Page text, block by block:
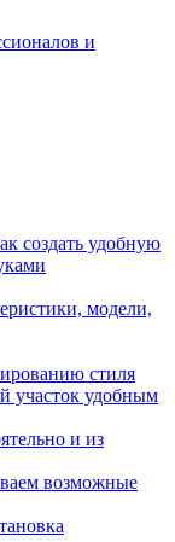
и
создать удобную
модели,
стиля
участок удобным
и из
возможные